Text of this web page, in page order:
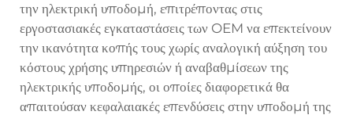
την ηλεκτρική υποδομή, επιτρέποντας στις
εργοστασιακές εγκαταστάσεις των OEM να επεκτείνουν
την ικανότητα κοπής τους χωρίς αναλογική αύξηση του
κόστους χρήσης υπηρεσιών ή αναβαθμίσεων της
ηλεκτρικής υποδομής, οι οποίες διαφορετικά θα
απαιτούσαν κεφαλαιακές επενδύσεις στην υποδομή της